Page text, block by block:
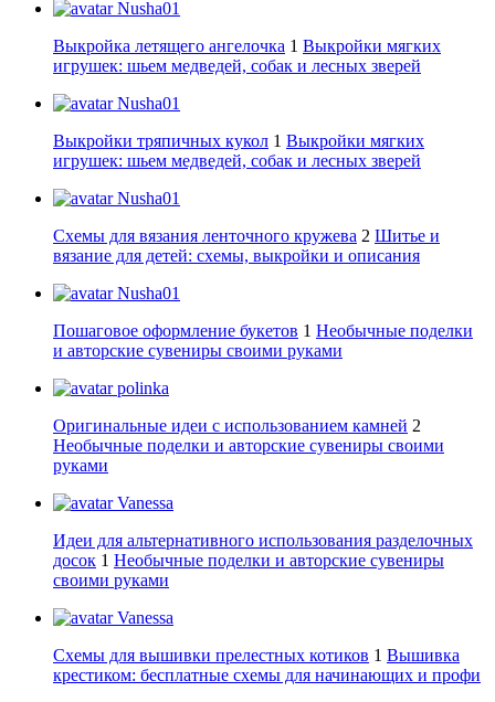
Nusha01
Выкройка летящего ангелочка 1 Выкройки мягких
игрушек: шьем медведей, собак и лесных зверей
Nusha01
Выкройки тряпичных кукол 1 Выкройки мягких
игрушек: шьем медведей, собак и лесных зверей
Nusha01
Схемы для вязания ленточного кружева 2 Шитье и
вязание для детей: схемы, выкройки и описания
Nusha01
Пошаговое оформление букетов 1 Необычные поделки
и авторские сувениры своими руками
polinka
Оригинальные идеи с использованием камней 2
Необычные поделки и авторские сувениры своими
руками
Vanessa
Идеи для альтернативного использования разделочных
досок 1 Необычные поделки и авторские сувениры
своими руками
Vanessa
Схемы для вышивки прелестных котиков 1 Вышивка
крестиком: бесплатные схемы для начинающих и профи